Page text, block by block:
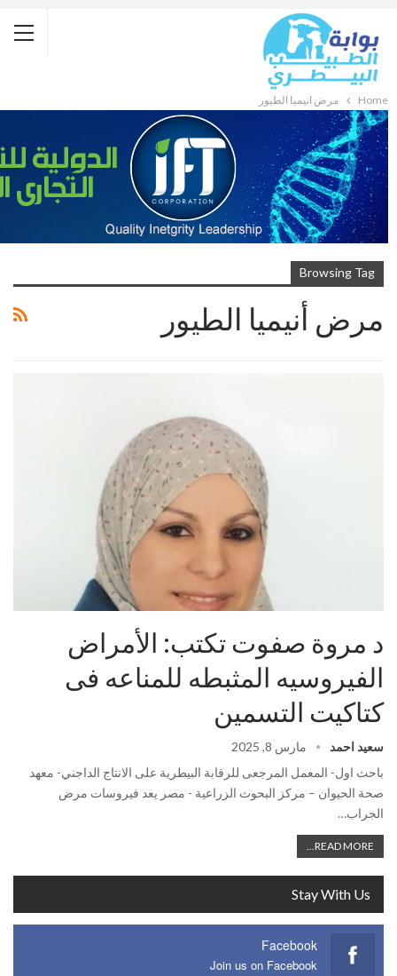
Home مرض أنيميا الطيور
Browsing Tag
مرض أنيميا الطيور
د مروة صفوت تكتب: الأمراض
الفيروسيه المثبطه للمناعه فى
كتاكيت التسمين
سعيد احمد
مارس 8, 2025
باحث اول- المعمل المرجعى للرقابة البيطرية على الانتاج الداجني- معهد
صحة الحیوان – مركز البحوث الزراعیة - مصر يعد فيروسات مرض
الجراب…
READ MORE...
Stay With Us
Facebook
Join us on Facebook